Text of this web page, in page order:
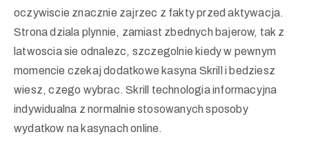
oczywiscie znacznie zajrzec z fakty przed aktywacja.
Strona dziala plynnie, zamiast zbednych bajerow, tak z
latwoscia sie odnalezc, szczegolnie kiedy w pewnym
momencie czekaj dodatkowe kasyna Skrill i bedziesz
wiesz, czego wybrac. Skrill technologia informacyjna
indywidualna z normalnie stosowanych sposoby
wydatkow na kasynach online.